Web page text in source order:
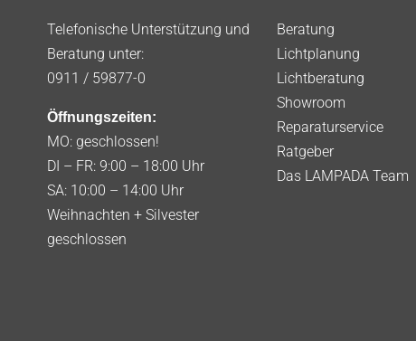
Telefonische Unterstützung und
Beratung unter:
0911 / 59877-0
Öffnungszeiten:
MO: geschlossen!
DI – FR: 9:00 – 18:00 Uhr
SA: 10:00 – 14:00 Uhr
Weihnachten + Silvester
geschlossen
Beratung
Lichtplanung
Lichtberatung
Showroom
Reparaturservice
Ratgeber
Das LAMPADA Team